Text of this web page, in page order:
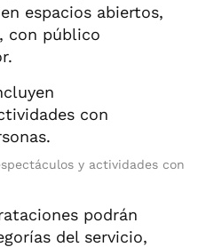
espacios abiertos,
con público
y actividades con
podrán
del servicio,